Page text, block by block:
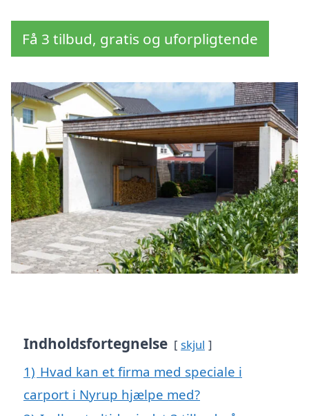
Få 3 tilbud, gratis og uforpligtende
Indholdsfortegnelse skjul
1) Hvad kan et firma med speciale i
carport i Nyrup hjælpe med?